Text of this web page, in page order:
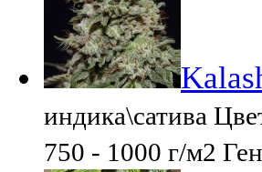
индика\сатива
750 - 1000 г/м2